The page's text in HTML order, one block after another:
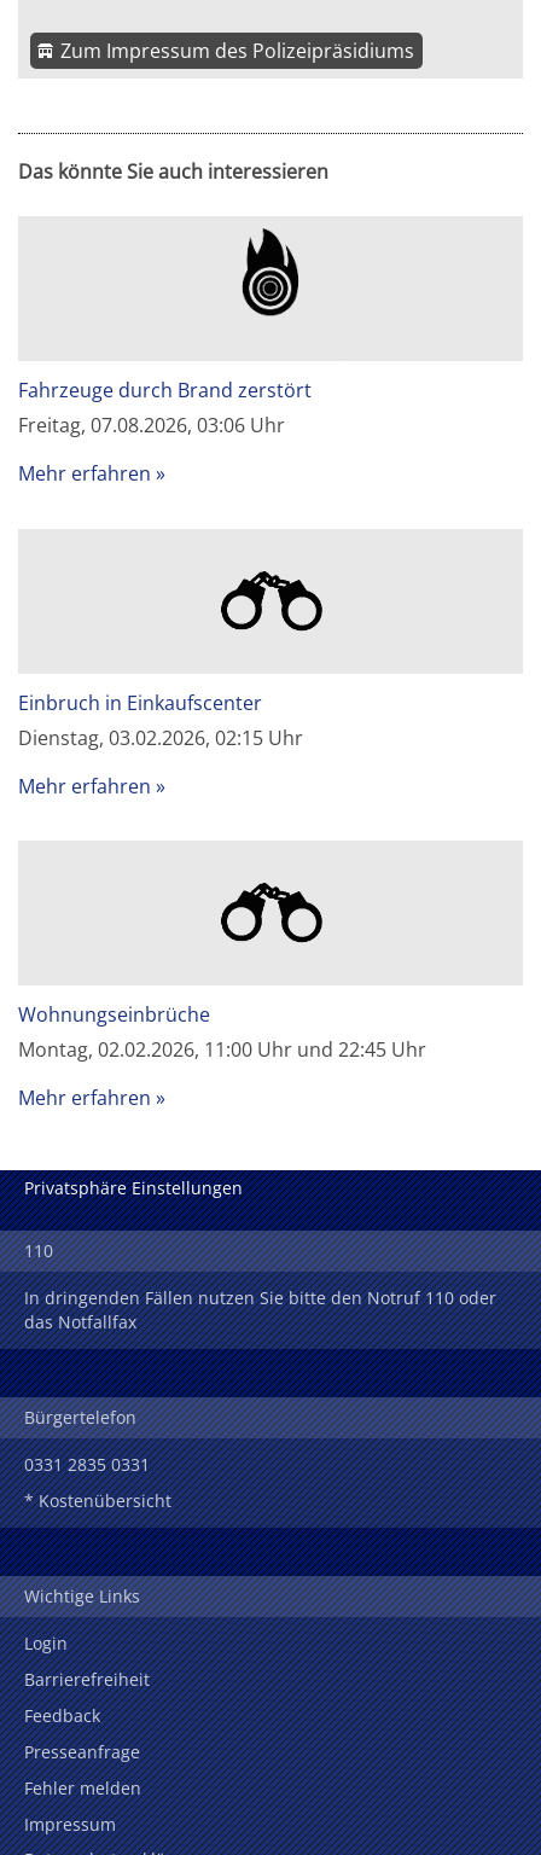
Zum Impressum des Polizeipräsidiums
Das könnte Sie auch interessieren
Fahrzeuge durch Brand zerstört
Freitag, 07.08.2026, 03:06 Uhr
Mehr erfahren
Einbruch in Einkaufscenter
Dienstag, 03.02.2026, 02:15 Uhr
Mehr erfahren
Wohnungseinbrüche
Montag, 02.02.2026, 11:00 Uhr und 22:45 Uhr
Mehr erfahren
Privatsphäre Einstellungen
110
In dringenden Fällen nutzen Sie bitte den Notruf 110 oder
das Notfallfax
Bürgertelefon
0331 2835 0331
* Kostenübersicht
Wichtige Links
Login
Barrierefreiheit
Feedback
Presseanfrage
Fehler melden
Impressum